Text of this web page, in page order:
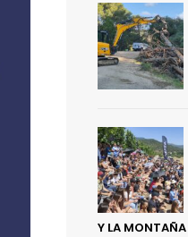
Y LA MONTAÑA